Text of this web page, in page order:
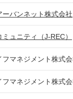
ーバンネット株式会社
ュニティ（J-REC）
フマネジメント株式
フマネジメント株式